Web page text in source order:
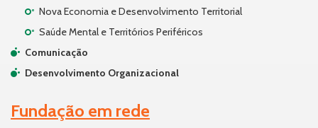
Nova Economia e Desenvolvimento Territorial
Saúde Mental e Territórios Periféricos
Comunicação
Desenvolvimento Organizacional
Fundação em rede